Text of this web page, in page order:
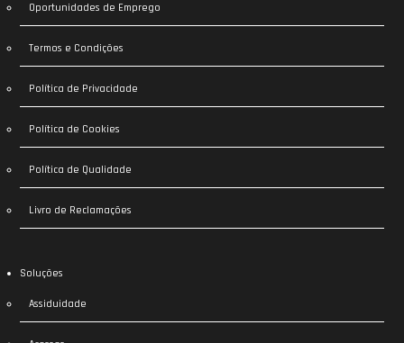
Oportunidades de Emprego
Termos e Condições
Política de Privacidade
Política de Cookies
Política de Qualidade
Livro de Reclamações
Soluções
Assiduidade